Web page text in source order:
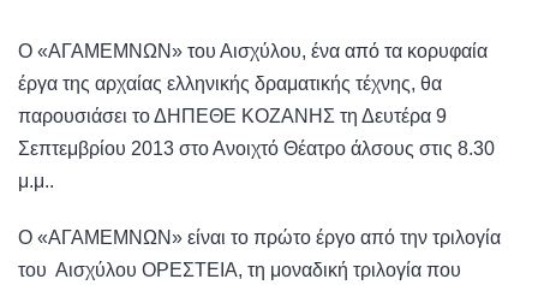
Ο «ΑΓΑΜΕΜΝΩΝ» του Αισχύλου, ένα από τα κορυφαία
έργα της αρχαίας ελληνικής δραματικής τέχνης, θα
παρουσιάσει το ΔΗΠΕΘΕ ΚΟΖΑΝΗΣ τη Δευτέρα 9
Σεπτεμβρίου 2013 στο Ανοιχτό Θέατρο άλσους στις 8.30
μ.μ..
Ο «ΑΓΑΜΕΜΝΩΝ» είναι το πρώτο έργο από την τριλογία
του Αισχύλου ΟΡΕΣΤΕΙΑ, τη μοναδική τριλογία που